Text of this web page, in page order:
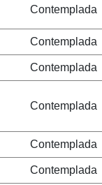
Contemplada
Contemplada
Contemplada
Contemplada
Contemplada
Contemplada